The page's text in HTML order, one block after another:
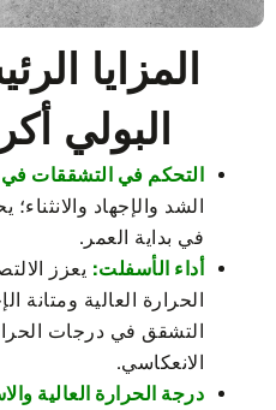
المزايا
البولي
التحكم في التشققات في
الشد والإجهاد
في بداية العمر.
أداء الأسفلت: يعزز
الحرارة العالية ومتانة
التشقق في درجات
الانعكاسي.
درجة الحرارة العالية